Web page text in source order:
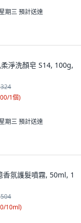
期三預計送達
淨洗顏皂 S14, 100g,
1個)
期三預計送達
氛護髮噴霧, 50ml, 1
10ml)